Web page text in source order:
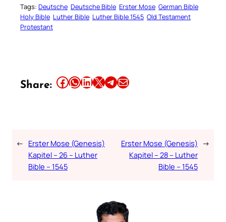
Tags: Deutsche Deutsche Bible Erster Mose German Bible
Holy Bible Luther Bible Luther Bible 1545 Old Testament
Protestant
Share: Share this article on Facebook Share this article on WhatsApp Share this article on LinkedIn Share this article on X Share this article on TelegramEmail this Article
← Erster Mose (Genesis)
Kapitel – 26 – Luther
Bible – 1545
Erster Mose (Genesis)
Kapitel – 28 – Luther
Bible – 1545
→